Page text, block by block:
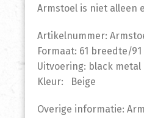
Armstoel is niet alleen
Artikelnummer:
Formaat: 61 breedte/
Uitvoering: black
Kleur: Beige
Overige informatie: